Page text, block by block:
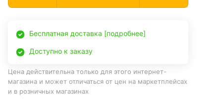
Бесплатная доставка [подробнее]
Доступно к заказу
Цена действительна только для этого интернет-
магазина и может отличаться от цен на маркетплейсах
и в розничных магазинах